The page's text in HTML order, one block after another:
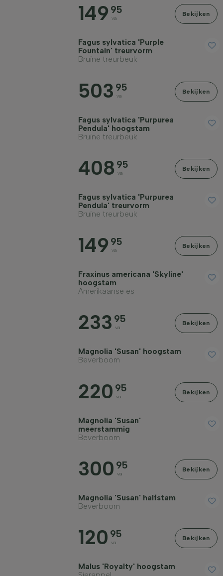
149 95
va
Bekijken
Fagus sylvatica 'Purple
Fountain' treurvorm
Bruine treurbeuk
503 95
va
Bekijken
Fagus sylvatica 'Purpurea
Pendula' hoogstam
Bruine treurbeuk
408 95
va
Bekijken
Fagus sylvatica 'Purpurea
Pendula' treurvorm
Bruine treurbeuk
149 95
va
Bekijken
Fraxinus americana 'Skyline'
hoogstam
Amerikaanse es
233 95
va
Bekijken
Magnolia 'Susan' hoogstam
Beverboom
220 95
va
Bekijken
Magnolia 'Susan'
meerstammig
Beverboom
300 95
va
Bekijken
Magnolia 'Susan' halfstam
Beverboom
120 95
va
Bekijken
Malus 'Royalty' hoogstam